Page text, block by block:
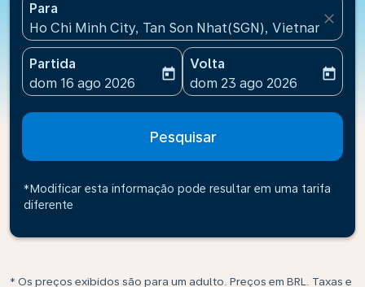
Para
Ho Chi Minh City, Tan Son Nhat(SGN), Vietnam
close
Partida
fc-booking-departure-date-aria-label
dom 16 ago 2026
today
Volta
fc-booking-return-date-
dom 23 ago 2026
today
Pesquisar
*Modificar esta informação pode resultar em uma tarifa
diferente
* Os preços exibidos são para um adulto. Preços em BRL. Taxas e